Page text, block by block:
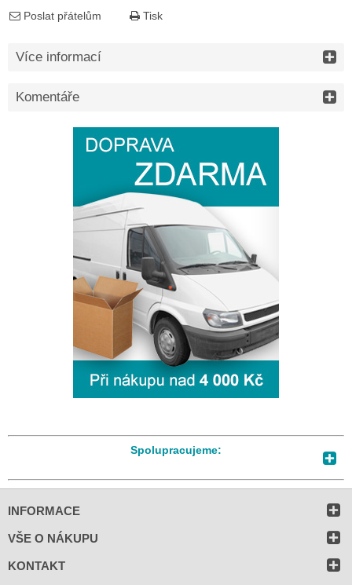
Poslat přátelům Tisk
Více informací
Komentáře
Spolupracujeme:
INFORMACE
VŠE O NÁKUPU
KONTAKT